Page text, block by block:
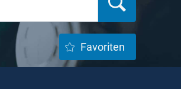
Favoriten